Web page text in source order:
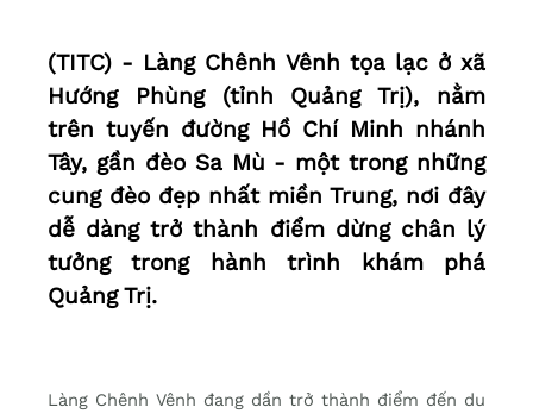
(TITC) - Làng Chênh Vênh tọa lạc ở xã
Hướng Phùng (tỉnh Quảng Trị), nằm
trên tuyến đường Hồ Chí Minh nhánh
Tây, gần đèo Sa Mù - một trong những
cung đèo đẹp nhất miền Trung, nơi đây
dễ dàng trở thành điểm dừng chân lý
tưởng trong hành trình khám phá
Quảng Trị.
Làng Chênh Vênh đang dần trở thành điểm đến du